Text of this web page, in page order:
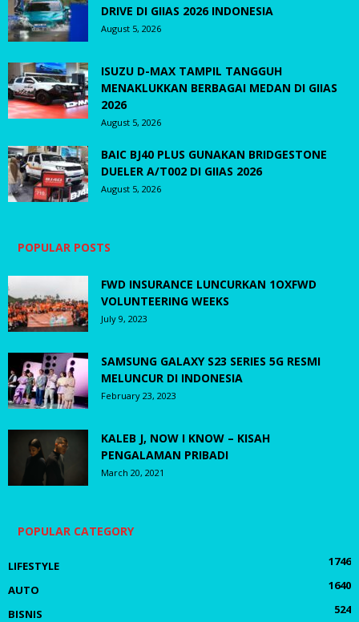
DRIVE DI GIIAS 2026 INDONESIA
August 5, 2026
ISUZU D-MAX TAMPIL TANGGUH
MENAKLUKKAN BERBAGAI MEDAN DI GIIAS
2026
August 5, 2026
BAIC BJ40 PLUS GUNAKAN BRIDGESTONE
DUELER A/T002 DI GIIAS 2026
August 5, 2026
POPULAR POSTS
FWD INSURANCE LUNCURKAN 1OXFWD
VOLUNTEERING WEEKS
July 9, 2023
SAMSUNG GALAXY S23 SERIES 5G RESMI
MELUNCUR DI INDONESIA
February 23, 2023
KALEB J, NOW I KNOW – KISAH
PENGALAMAN PRIBADI
March 20, 2021
POPULAR CATEGORY
LIFESTYLE
1746
AUTO
1640
BISNIS
524